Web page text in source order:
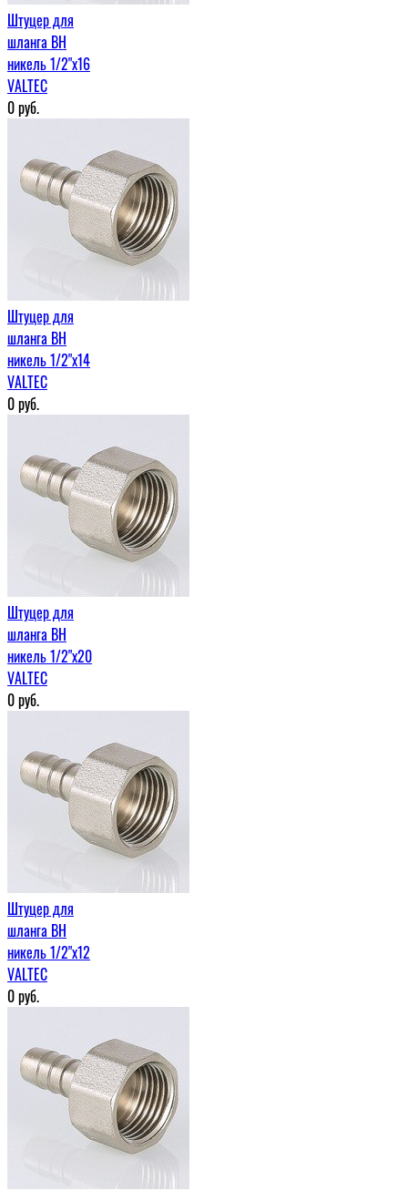
Штуцер для
шланга ВН
никель 1/2"х16
VALTEC
0руб.
Штуцер для
шланга ВН
никель 1/2"х14
VALTEC
0руб.
Штуцер для
шланга ВН
никель 1/2"x20
VALTEC
0руб.
Штуцер для
шланга ВН
никель 1/2"x12
VALTEC
0руб.